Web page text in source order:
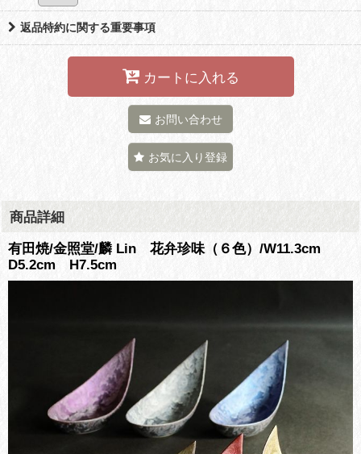
返品特約に関する重要事項
カートに入れる
お問い合わせ
お気に入り登録
商品詳細
有田焼/金照堂/麟 Lin 花弁珍味（６色）/W11.3cm
D5.2cm H7.5cm